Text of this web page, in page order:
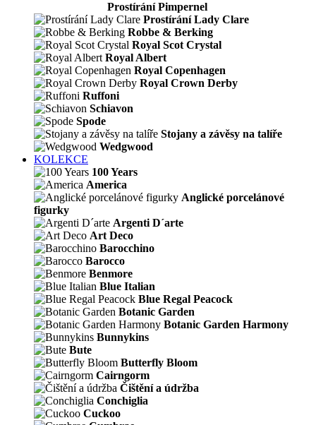
Prostírání Pimpernel
Prostírání Lady Clare
Robbe & Berking
Royal Scot Crystal
Royal Albert
Royal Copenhagen
Royal Crown Derby
Ruffoni
Schiavon
Spode
Stojany a závěsy na talíře
Wedgwood
KOLEKCE
100 Years
America
Anglické porcelánové
figurky
Argenti D´arte
Art Deco
Barocchino
Barocco
Benmore
Blue Italian
Blue Regal Peacock
Botanic Garden
Botanic Garden Harmony
Bunnykins
Bute
Butterfly Bloom
Cairngorm
Čištění a údržba
Conchiglia
Cuckoo